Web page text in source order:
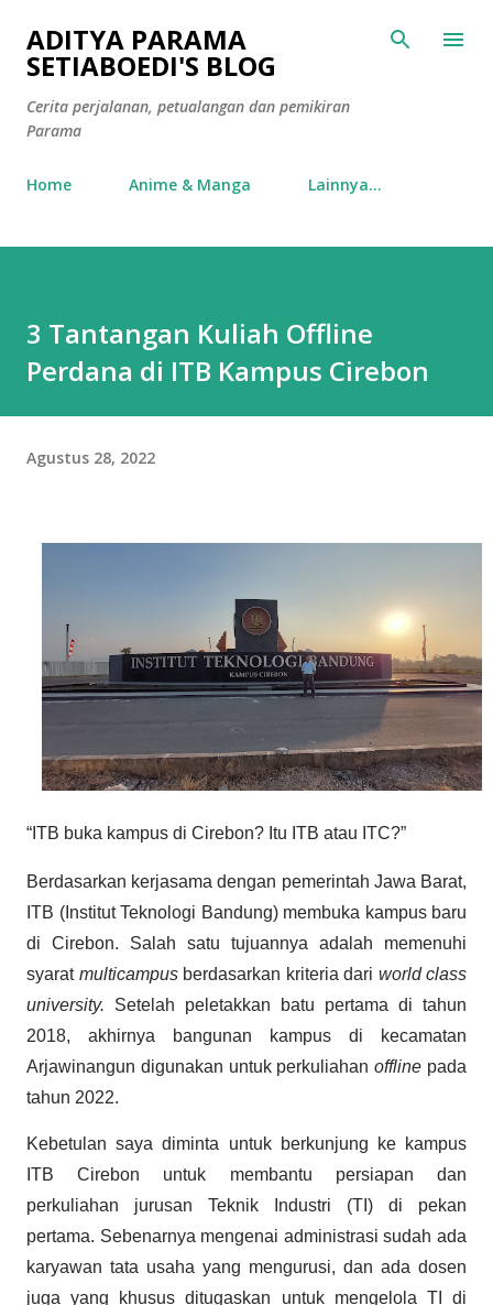
Langsung ke konten utama
ADITYA PARAMA
SETIABOEDI'S BLOG
Cerita perjalanan, petualangan dan pemikiran
Parama
Home Anime & Manga Lainnya…
3 Tantangan Kuliah Offline
Perdana di ITB Kampus Cirebon
Agustus 28, 2022
“ITB buka kampus di Cirebon? Itu ITB atau ITC?”
Berdasarkan kerjasama dengan pemerintah Jawa Barat,
ITB (Institut Teknologi Bandung) membuka kampus baru
di Cirebon. Salah satu tujuannya adalah memenuhi
syarat multicampus berdasarkan kriteria dari world class
university. Setelah peletakkan batu pertama di tahun
2018, akhirnya bangunan kampus di kecamatan
Arjawinangun digunakan untuk perkuliahanoffline pada
tahun 2022.
Kebetulan saya diminta untuk berkunjung ke kampus
ITB Cirebon untuk membantu persiapan dan
perkuliahan jurusan Teknik Industri (TI) di pekan
pertama. Sebenarnya mengenai administrasi sudah ada
karyawan tata usaha yang mengurusi, dan ada dosen
juga yang khusus ditugaskan untuk mengelola TI di